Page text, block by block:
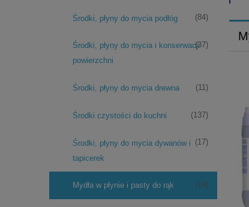
Środki, płyny do mycia podłóg (84)
Środki, płyny do mycia i konserwacji
powierzchni
(37)
Środki, płyny do mycia drewna (11)
Środki czystości do kuchni (137)
Środki, płyny do mycia dywanów i
tapicerek
(17)
Mydła w płynie i pasty do rąk (14)